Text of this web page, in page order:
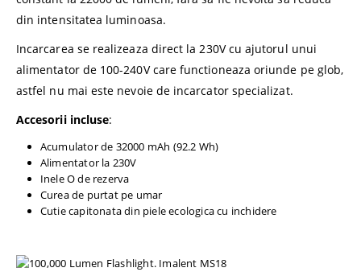
din intensitatea luminoasa.
Incarcarea se realizeaza direct la 230V cu ajutorul unui
alimentator de 100-240V care functioneaza oriunde pe glob,
astfel nu mai este nevoie de incarcator specializat.
Accesorii incluse:
Acumulator de 32000 mAh (92.2 Wh)
Alimentator la 230V
Inele O de rezerva
Curea de purtat pe umar
Cutie capitonata din piele ecologica cu inchidere